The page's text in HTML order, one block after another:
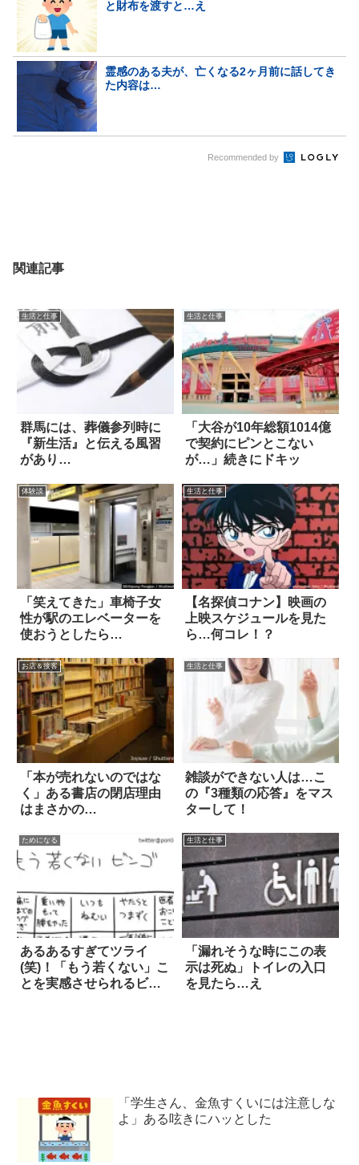
と財布を渡すと…え
霊感のある夫が、亡くなる2ヶ月前に話してき
た内容は…
Recommended by
関連記事
生活と仕事
群馬には、葬儀参列時に
『新生活』と伝える風習
があり…
生活と仕事
「大谷が10年総額1014億
で契約にピンとこない
が…」続きにドキッ
体験談
「笑えてきた」車椅子女
性が駅のエレベーターを
使おうとしたら…
生活と仕事
【名探偵コナン】映画の
上映スケジュールを見た
ら…何コレ！？
お店＆接客
「本が売れないのではな
く」ある書店の閉店理由
はまさかの…
生活と仕事
雑談ができない人は…こ
の『3種類の応答』をマス
ターして！
ためになる
あるあるすぎてツライ
(笑)！「もう若くない」こ
とを実感させられるビン
生活と仕事
「漏れそうな時にこの表
示は死ぬ」トイレの入口
を見たら…え
「学生さん、金魚すくいには注意しな
よ」ある呟きにハッとした